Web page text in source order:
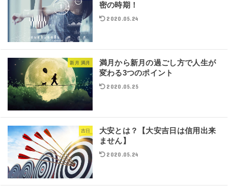
密の時期！
2020.05.24
新月 満月
満月から新月の過ごし方で人生が
変わる3つのポイント
2020.05.25
吉日
大安とは？【大安吉日は信用出来
ません】
2020.05.24